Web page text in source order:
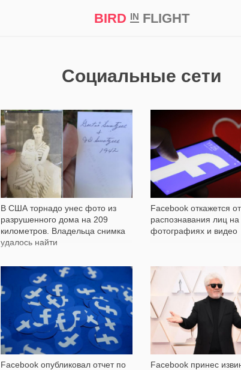
BIRD INFLIGHT
Социальные сети
В США торнадо унес фото из
разрушенного дома на 209
километров. Владельца снимка
удалось найти
5 787
Facebook откажется от
распознавания лиц на
фотографиях и видео
Facebook опубликовал отчет по
369
Facebook принес
6 696